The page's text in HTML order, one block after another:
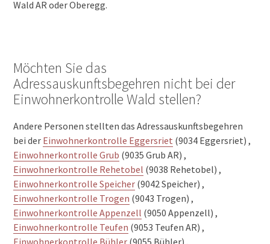
Wald AR oder Oberegg.
Möchten Sie das
Adressauskunftsbegehren nicht bei der
Einwohnerkontrolle Wald stellen?
Andere Personen stellten das Adressauskunftsbegehren
bei der Einwohnerkontrolle Eggersriet (9034 Eggersriet) ,
Einwohnerkontrolle Grub (9035 Grub AR) ,
Einwohnerkontrolle Rehetobel (9038 Rehetobel) ,
Einwohnerkontrolle Speicher (9042 Speicher) ,
Einwohnerkontrolle Trogen (9043 Trogen) ,
Einwohnerkontrolle Appenzell (9050 Appenzell) ,
Einwohnerkontrolle Teufen (9053 Teufen AR) ,
Einwohnerkontrolle Bühler (9055 Bühler) ,